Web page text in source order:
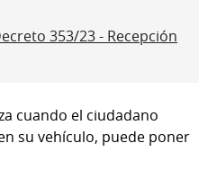
353/23 - Recepción
cuando el ciudadano
su vehículo, puede poner